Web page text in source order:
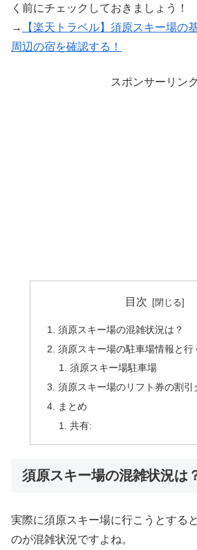
く前にチェックしておきましょう！
→
【楽天トラベル】須原スキー場の
周辺の宿を確認する！
スポンサーリンク
目次
須原スキー場の混雑状況は？
須原スキー場の駐車場情報と行
須原スキー場駐車場
須原スキー場のリフト券の割引
まとめ
共有:
須原スキー場の混雑状況は
実際に須原スキー場に行こうとする
のが混雑状況ですよね。